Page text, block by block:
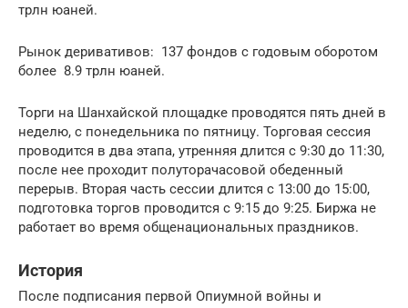
трлн юаней.
Рынок деривативов: 137 фондов с годовым оборотом
более 8.9 трлн юаней.
Торги на Шанхайской площадке проводятся пять дней в
неделю, с понедельника по пятницу. Торговая сессия
проводится в два этапа, утренняя длится с 9:30 до 11:30,
после нее проходит полуторачасовой обеденный
перерыв. Вторая часть сессии длится с 13:00 до 15:00,
подготовка торгов проводится с 9:15 до 9:25. Биржа не
работает во время общенациональных праздников.
История
После подписания первой Опиумной войны и